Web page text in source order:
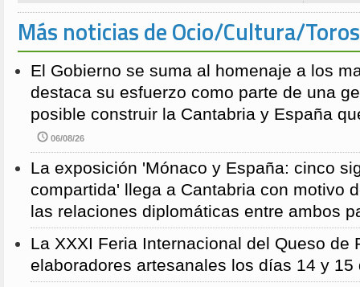
Más noticias de Ocio/Cultura/Toros
El Gobierno se suma al homenaje a los
destaca su esfuerzo como parte de una
posible construir la Cantabria y España
06/08/26
La exposición 'Mónaco y España: cinco
compartida' llega a Cantabria con motivo
las relaciones diplomáticas entre ambos
La XXXI Feria Internacional del Queso de
elaboradores artesanales los días 14 y 15